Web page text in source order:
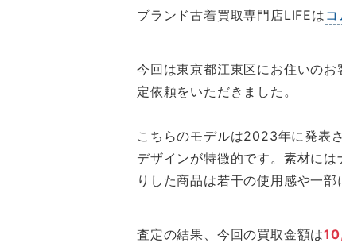
ブランド古着買取専門店LIFEは
今回は東京都江東区にお住いの
定依頼をいただきました。
こちらのモデルは2023年に発表
デザインが特徴的です。素材に
りした商品は若干の使用感や一
査定の結果、今回の買取金額は